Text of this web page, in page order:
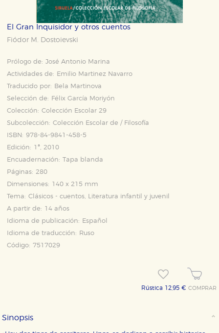
El Gran Inquisidor y otros cuentos
Fiódor M. Dostoievski
Prólogo de: José Antonio Marina
Actividades de:
Emilio Martinez Navarro
Traducido por:
Bela Martinova
Selección de:
Félix García Moriyón
Colección: Colección Escolar 29
Subcolección: Colección Escolar de / Filosofía
ISBN: 978-84-9841-458-5
Edición: 1ª, 2010
Encuadernación: Tapa blanda
Páginas: 280
Dimensiones: 140 x 215 mm
Tema: Clásicos - cuentos, Literatura infantil y juvenil
A partir de: 14 años
Idioma de publicación:
Español
Idioma de traducción:
Ruso
Código: 7517029
Rústica 12,95 €COMPRAR
Sinopsis